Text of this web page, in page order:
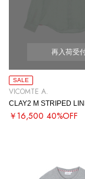
再入荷受
SALE
VICOMTE A.
CLAY2 M STRIPED
￥16,500 40%OFF